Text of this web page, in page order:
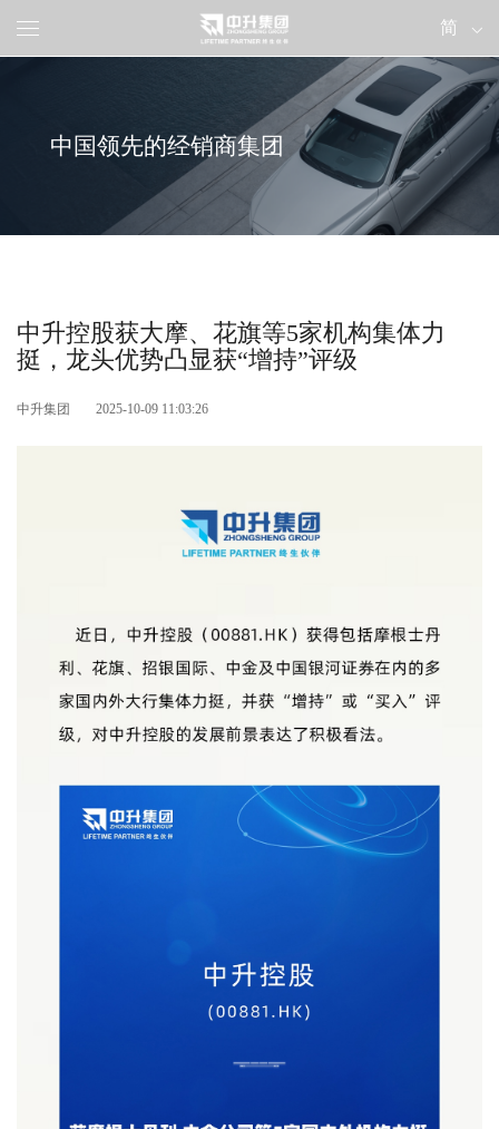
Toggle
navigation
中国领先的经销商集团
中升控股获大摩、花旗等5家机构集体力
挺，龙头优势凸显获“增持”评级
中升集团 2025-10-09 11:03:26